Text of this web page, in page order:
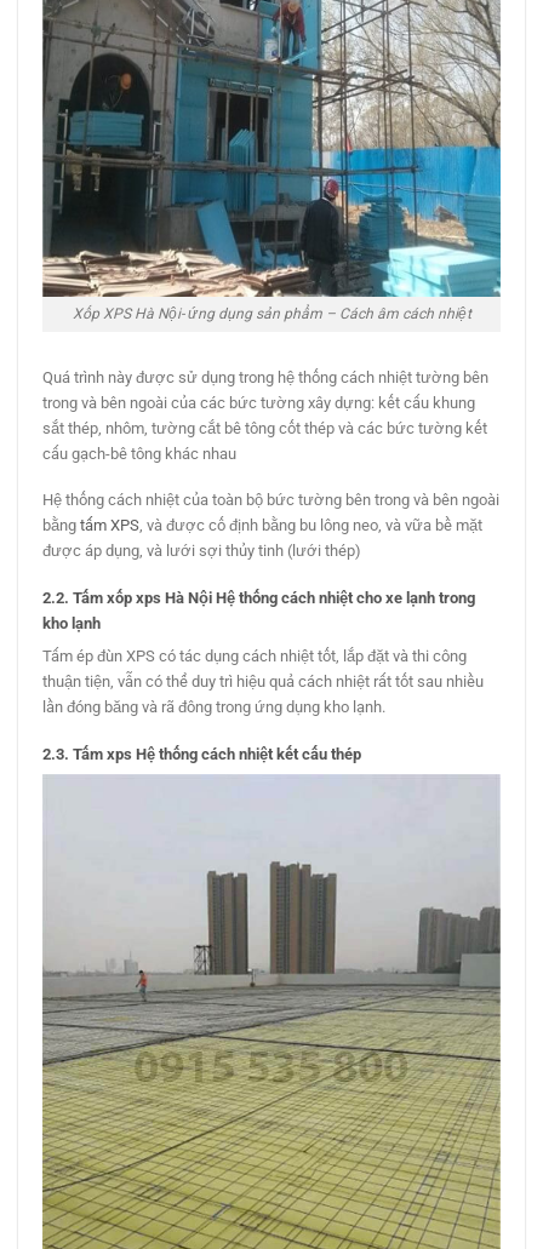
Xốp XPS Hà Nội- ứng dụng sản phẩm – Cách âm cách nhiệt
Quá trình này được sử dụng trong hệ thống cách nhiệt tường bên
trong và bên ngoài của các bức tường xây dựng: kết cấu khung
sắt thép, nhôm, tường cắt bê tông cốt thép và các bức tường kết
cấu gạch-bê tông khác nhau
Hệ thống cách nhiệt của toàn bộ bức tường bên trong và bên ngoài
bằngtấm XPS, và được cố định bằng bu lông neo, và vữa bề mặt
được áp dụng, và lưới sợi thủy tinh (lưới thép)
2.2. Tấm xốp xps Hà Nội Hệ thống cách nhiệt cho xe lạnh trong
kho lạnh
Tấm ép đùn XPS có tác dụng cách nhiệt tốt, lắp đặt và thi công
thuận tiện, vẫn có thể duy trì hiệu quả cách nhiệt rất tốt sau nhiều
lần đóng băng và rã đông trong ứng dụng kho lạnh.
2.3. Tấm xps Hệ thống cách nhiệt kết cấu thép